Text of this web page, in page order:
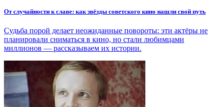
От случайности к славе: как звёзды советского кино нашли свой путь
Судьба порой делает неожиданные повороты: эти актёры не
планировали сниматься в кино, но стали любимцами
миллионов — рассказываем их истории.